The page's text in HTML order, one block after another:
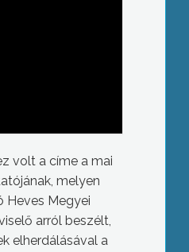
volt a címe a mai
melyen
Heves Megyei
arról beszélt,
elherdálásával a